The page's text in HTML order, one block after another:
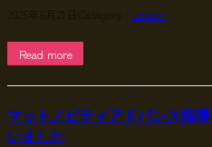
Lesson
Read more
マットノビティアドバンス指
いました